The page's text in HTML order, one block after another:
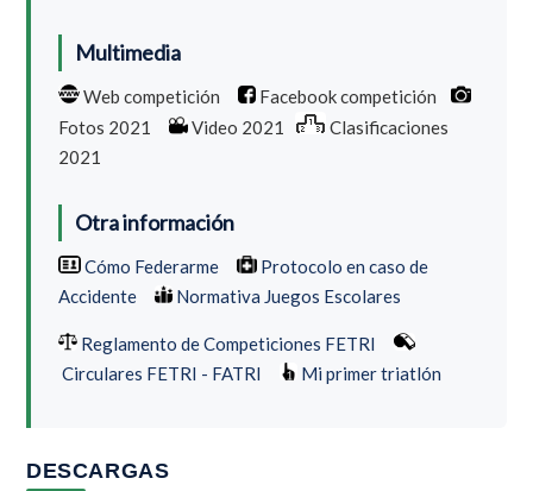
Multimedia
Web competición
Facebook competición
Fotos 2021
Video 2021
Clasificaciones
2021
Otra información
Cómo Federarme
Protocolo en caso de
Accidente
Normativa Juegos Escolares
Reglamento de Competiciones FETRI
Circulares FETRI - FATRI
Mi primer triatlón
DESCARGAS